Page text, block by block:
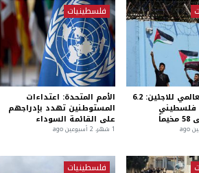
في اليوم العالمي للاجئين: 6.2
فلسطيني
فلسطينيات
الأمم المتحدة: اعتداءات
المستوطنين تهدد بإدراجهم
على القائمة السوداء
1 شهر، 2 أسبوعين ago
فلسطينيات